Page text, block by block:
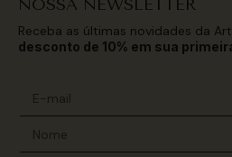
NOSSA NEWSLETTER
Receba as últimas novidades da
desconto de 10% em sua